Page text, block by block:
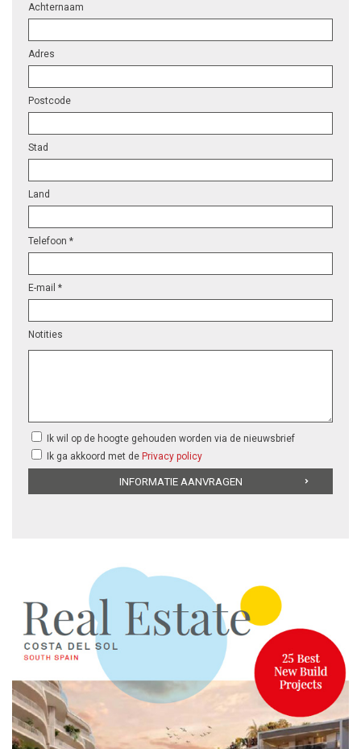
Achternaam
Adres
Postcode
Stad
Land
Telefoon *
E-mail *
Notities
Ik wil op de hoogte gehouden worden via de nieuwsbrief
Ik ga akkoord met de Privacy policy